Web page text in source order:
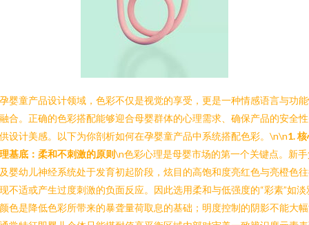
婴童产品设计领域，色彩不仅是视觉的享受，更是一种情感语言与功
合。正确的色彩搭配能够迎合母婴群体的心理需求、确保产品的安全
设计美感。以下为你剖析如何在孕婴童产品中系统搭配色彩。\n\n1.
基底：柔和不刺激的原则\n色彩心理是母婴市场的第一个关键点。新
婴幼儿神经系统处于发育初起阶段，炫目的高饱和度亮红色与亮橙色
不适或产生过度刺激的负面反应。因此选用柔和与低强度的“彩素”如淡
色是降低色彩所带来的暴聋量荷取息的基础；明度控制的阴影不能大